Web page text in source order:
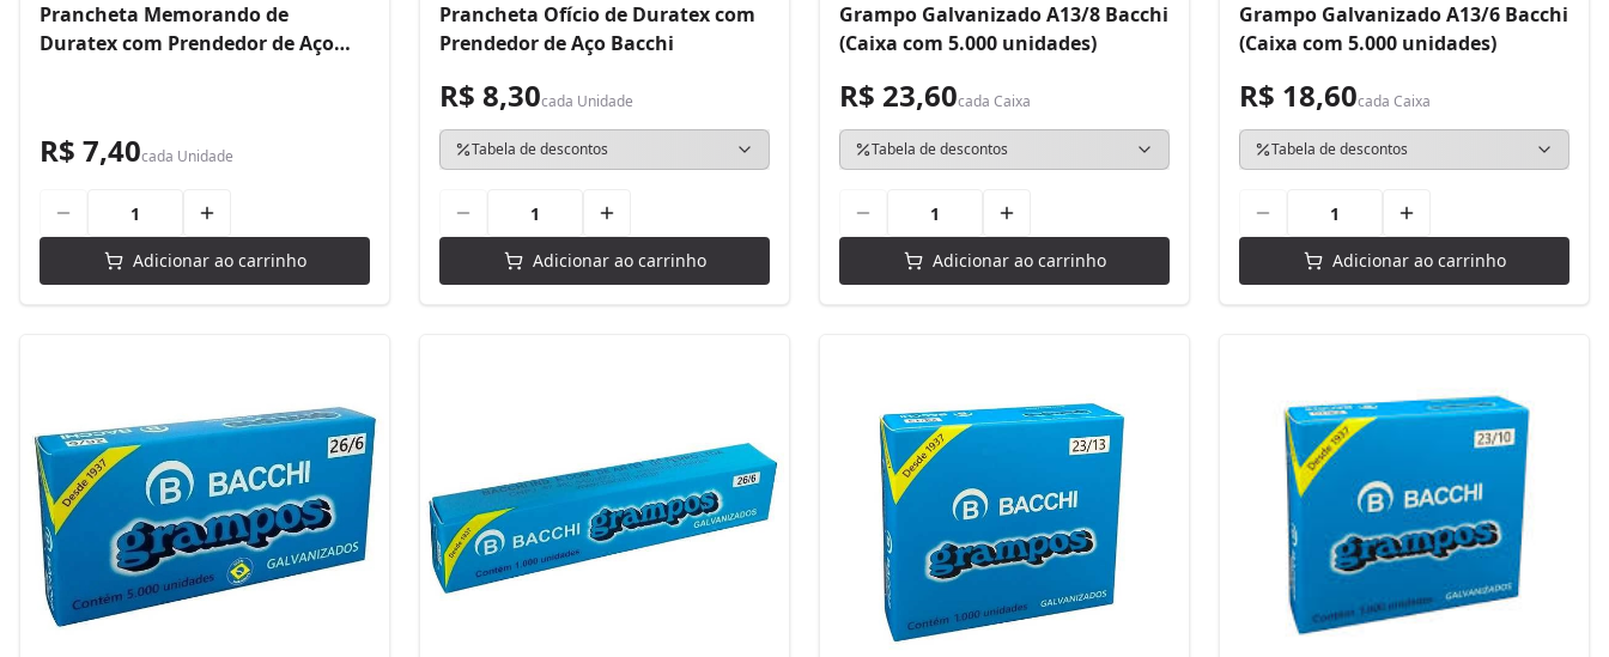
Prancheta Memorando de
Duratex com Prendedor de Aço
R$ 7,40cada Unidade
Adicionar ao carrinho
Prancheta Ofício de Duratex com
Prendedor de Aço Bacchi
R$ 8,30cada Unidade
Tabela de descontos
Adicionar ao carrinho
Grampo Galvanizado A13/8 Bacchi
(Caixa com 5.000 unidades)
R$ 23,60cada Caixa
Tabela de descontos
Adicionar ao carrinho
Grampo Galvanizado A13/6 Bacchi
(Caixa com 5.000 unidades)
R$ 18,60cada Caixa
Tabela de descontos
Adicionar ao carrinho